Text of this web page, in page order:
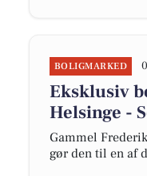
BOLIGMARKED
Eksklusiv
Helsinge -
Gammel
gør den til en af